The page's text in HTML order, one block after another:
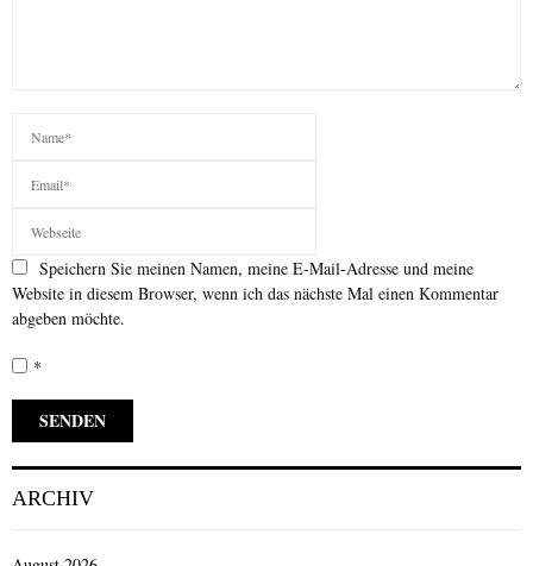
Speichern Sie meinen Namen, meine E-Mail-Adresse und meine
Website in diesem Browser, wenn ich das nächste Mal einen Kommentar
abgeben möchte.
*
ARCHIV